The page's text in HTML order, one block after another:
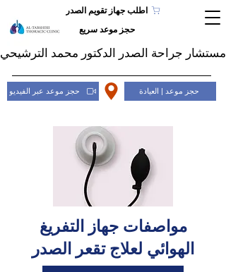
اطلب جهاز تقويم الصدر
مستشار جراحة الصدر الدكتور محمد الترشيحي
حجز موعد سريع
حجز موعد | العيادة حجز موعد عبر الفيديو
مواصفات جهاز التفريغ
الهوائي لعلاج تقعر الصدر